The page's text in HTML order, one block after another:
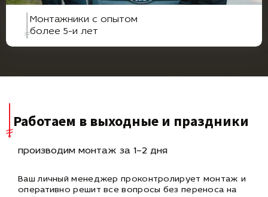
Монтажники с опытом
более 5-и лет
Работаем в выходные и праздники
производим монтаж за 1–2 дня
Ваш личный менеджер проконтролирует монтаж и
оперативнорешит все вопросы без переноса на